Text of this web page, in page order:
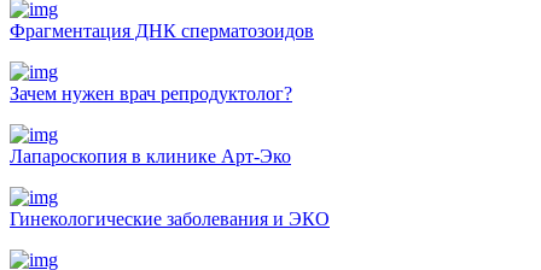
Фрагментация ДНК сперматозоидов
Зачем нужен врач репродуктолог?
Лапароскопия в клинике Арт-Эко
Гинекологические заболевания и ЭКО